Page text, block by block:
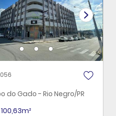
do Gado - Rio Negro/PR
100,63m²